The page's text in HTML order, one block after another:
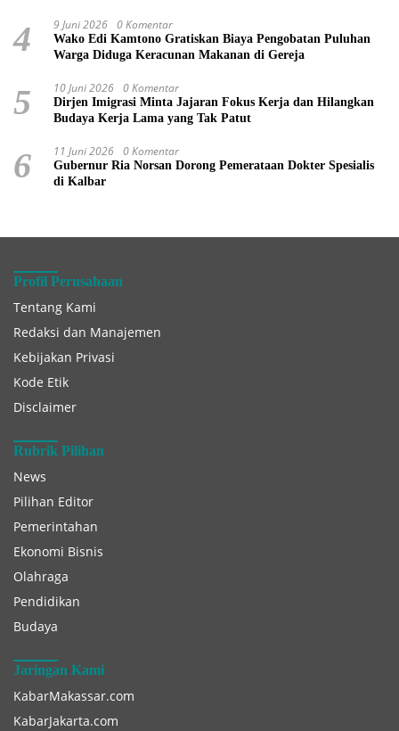
4 9 Juni 2026 0 Komentar
Wako Edi Kamtono Gratiskan Biaya Pengobatan Puluhan
Warga Diduga Keracunan Makanan di Gereja
5 10 Juni 2026 0 Komentar
Dirjen Imigrasi Minta Jajaran Fokus Kerja dan Hilangkan
Budaya Kerja Lama yang Tak Patut
6 11 Juni 2026 0 Komentar
Gubernur Ria Norsan Dorong Pemerataan Dokter Spesialis
di Kalbar
Profil Perusahaan
Tentang Kami
Redaksi dan Manajemen
Kebijakan Privasi
Kode Etik
Disclaimer
Rubrik Pilihan
News
Pilihan Editor
Pemerintahan
Ekonomi Bisnis
Olahraga
Pendidikan
Budaya
Jaringan Kami
KabarMakassar.com
KabarJakarta.com